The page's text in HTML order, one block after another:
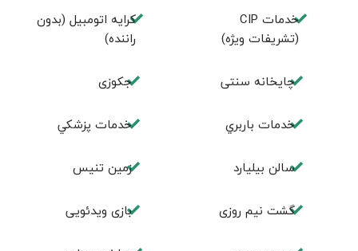
خدمات CIP
(تشریفات ویژه)
کرایه اتومبیل (بدون
راننده)
چايخانه سنتی جكوزی
خدمات باربري خدمات پزشكي
سالن بيليارد زمين تنيس
گشت نیم روزی بازی ویدئویی